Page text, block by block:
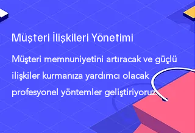
Müşteri İlişkileri Yönetimi
Müşteri memnuniyetini artıracak ve güçlü
ilişkiler kurmanıza yardımcı olacak
profesyonel yöntemler geliştiriyoruz.